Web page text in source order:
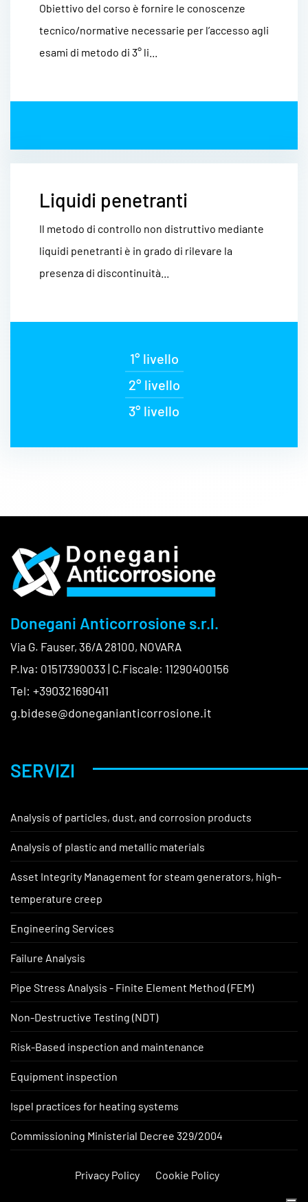
Obiettivo del corso è fornire le conoscenze
tecnico/normative necessarie per l’accesso agli
esami di metodo di 3° li...
Liquidi penetranti
Il metodo di controllo non distruttivo mediante
liquidi penetranti è in grado di rilevare la
presenza di discontinuità...
1° livello
2° livello
3° livello
Donegani Anticorrosione s.r.l.
Via G. Fauser, 36/A 28100, NOVARA
P.Iva: 01517390033 | C.Fiscale: 11290400156
Tel: +390321690411
g.bidese@doneganianticorrosione.it
SERVIZI
Analysis of particles, dust, and corrosion products
Analysis of plastic and metallic materials
Asset Integrity Management for steam generators, high-
temperature creep
Engineering Services
Failure Analysis
Pipe Stress Analysis - Finite Element Method (FEM)
Non-Destructive Testing (NDT)
Risk-Based inspection and maintenance
Equipment inspection
Ispel practices for heating systems
Commissioning Ministerial Decree 329/2004
Privacy Policy Cookie Policy